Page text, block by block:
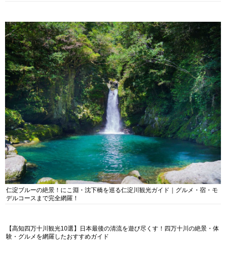
仁淀ブルーの絶景！にこ淵・沈下橋を巡る仁淀川観光ガイド｜グルメ・宿・モ
デルコースまで完全網羅！
【高知四万十川観光10選】日本最後の清流を遊び尽くす！四万十川の絶景・体
験・グルメを網羅したおすすめガイド